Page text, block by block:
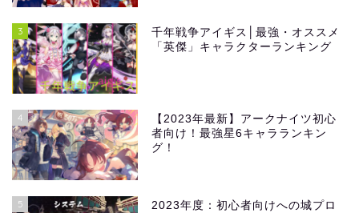
3
千年戦争アイギス│最強・オススメ
「英傑」キャラクターランキング
4
【2023年最新】アークナイツ初心
者向け！最強星6キャラランキン
グ！
5
2023年度：初心者向けへの城プロ